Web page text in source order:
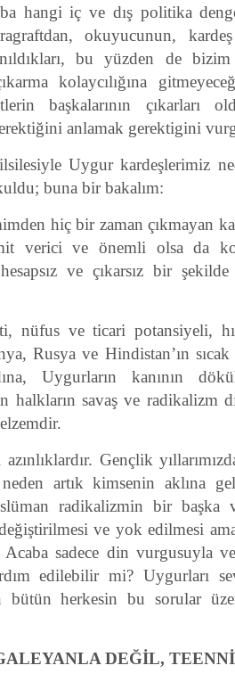
hangi iç ve dış politika
okuyucunun, kardeş
bu yüzden de
kolaycılığına
başkalarının çıkarları
anlamak gerektigini
Uygur kardeşlerimiz
buna bir bakalım:
hiç bir zaman çıkmayan
verici ve önemli olsa da
ve çıkarsız bir
nüfus ve ticari potansiyeli,
Rusya ve Hindistan’ın
Uygurların kanının
halkların savaş ve radikalizm
Gençlik
artık kimsenin aklına
radikalizmin bir başka
ve yok edilmesi
Acaba sadece din vurgusuyla
edilebilir mi? Uygurları
bütün herkesin bu sorular
DEĞİL,